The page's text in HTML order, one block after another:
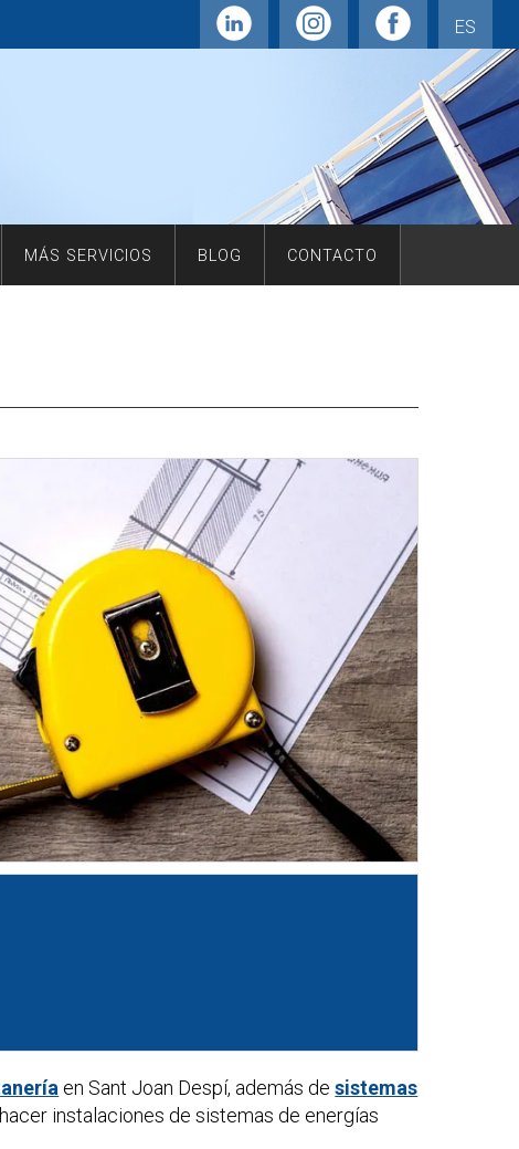
ES
MÁS SERVICIOS BLOG CONTACTO
en Sant Joan Despí, además desistemas
instalaciones de sistemas de energías